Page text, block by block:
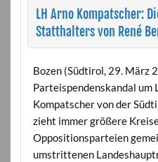
LH Arno Kompatscher:
Statthalters von René
Bozen (Südtirol, 29. März
Parteispendenskandal um
Kompatscher von der
zieht immer größere
Oppositionsparteien
umstrittenen